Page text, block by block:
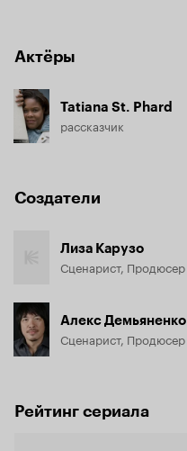
Актёры
Tatiana St. Phard
рассказчик
Создатели
Лиза Карузо
Сценарист, Продюсер
Алекс Демьяненко
Сценарист, Продюсер
Рейтинг сериала